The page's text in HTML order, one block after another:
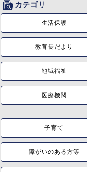
カテゴリ
生活保護
教育長だより
地域福祉
医療機関
子育て
障がいのある方等